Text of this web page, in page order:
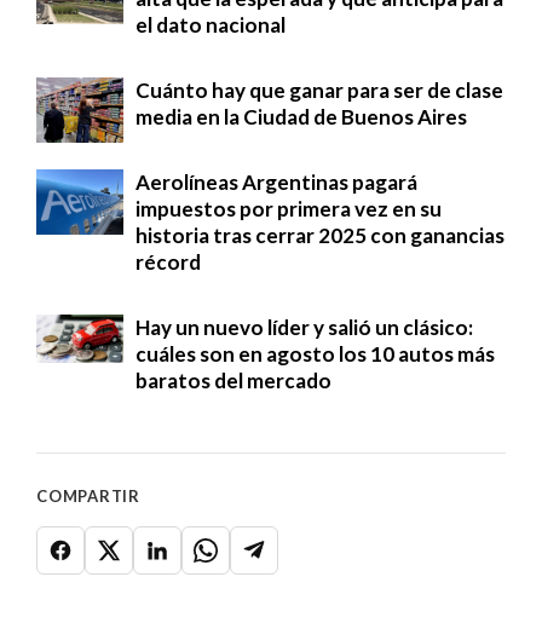
el dato nacional
Cuánto hay que ganar para ser de clase
media en la Ciudad de Buenos Aires
Aerolíneas Argentinas pagará
impuestos por primera vez en su
historia tras cerrar 2025 con ganancias
récord
Hay un nuevo líder y salió un clásico:
cuáles son en agosto los 10 autos más
baratos del mercado
COMPARTIR